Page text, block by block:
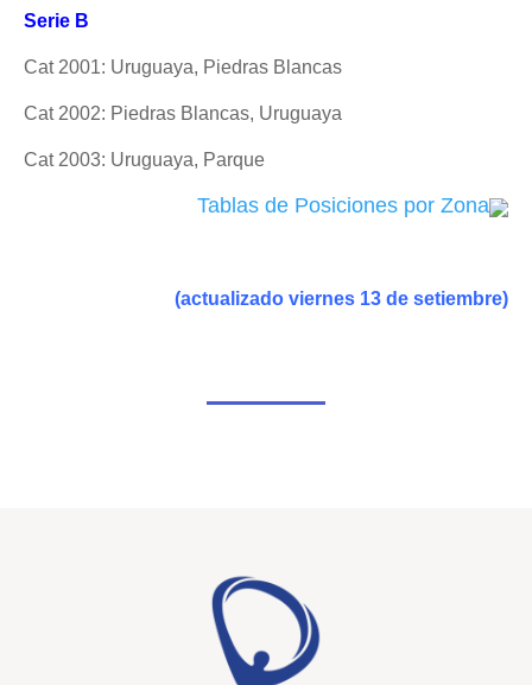
Serie B
Cat 2001: Uruguaya, Piedras Blancas
Cat 2002: Piedras Blancas, Uruguaya
Cat 2003: Uruguaya, Parque
Tablas de Posiciones por Zona
(actualizado viernes 13 de setiembre)